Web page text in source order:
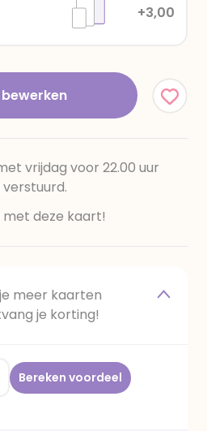
+3,00
vrijdag voor 22.00 uur
deze kaart!
meer kaarten
je korting!
Bereken voordeel